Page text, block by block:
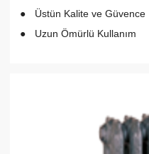
Üstün Kalite ve Güvence
Uzun Ömürlü Kullanım